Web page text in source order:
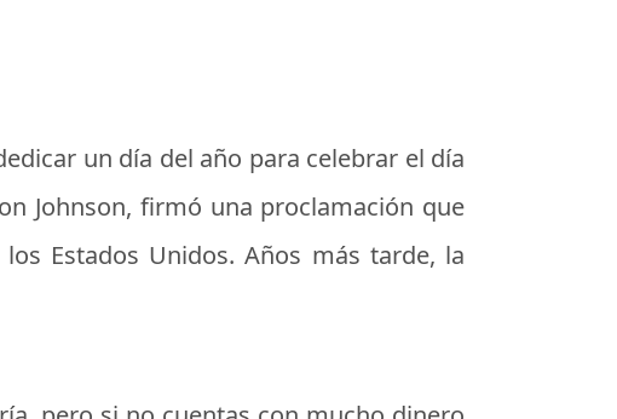
un día del año para celebrar el día
Johnson, firmó una proclamación que
Estados Unidos. Años más tarde, la